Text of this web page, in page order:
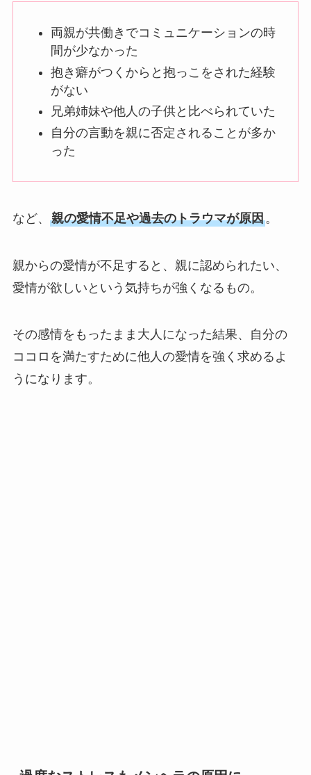
両親が共働きでコミュニケーションの時
間が少なかった
抱き癖がつくからと抱っこをされた経験
がない
兄弟姉妹や他人の子供と比べられていた
自分の言動を親に否定されることが多か
った
など、 親の愛情不足や過去のトラウマが原因。
親からの愛情が不足すると、親に認められたい、
愛情が欲しいという気持ちが強くなるもの。
その感情をもったまま大人になった結果、自分の
ココロを満たすために他人の愛情を強く求めるよ
うになります。